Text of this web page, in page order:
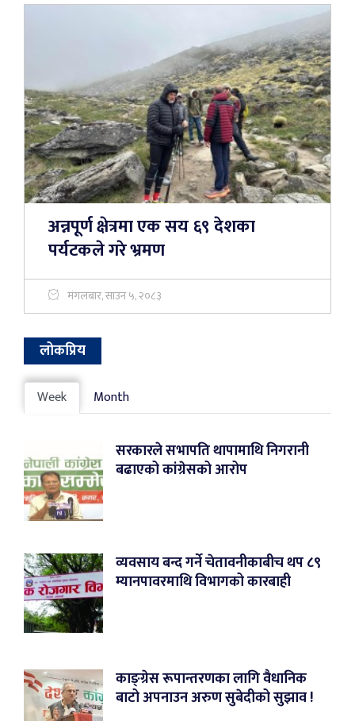
अन्नपूर्ण क्षेत्रमा एक सय ६९ देशका
पर्यटकले गरे भ्रमण
मंगलबार, साउन ५, २०८३
लोकप्रिय
Week Month
सरकारले सभापति थापामाथि निगरानी
बढाएको कांग्रेसको आरोप
व्यवसाय बन्द गर्ने चेतावनीकाबीच थप ८९
म्यानपावरमाथि विभागको कारबाही
काङ्ग्रेस रूपान्तरणका लागि वैधानिक
बाटो अपनाउन अरुण सुबेदीको सुझाव !